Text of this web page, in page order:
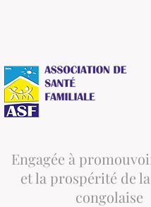
Engagée à
et la prospérité de
congolaise